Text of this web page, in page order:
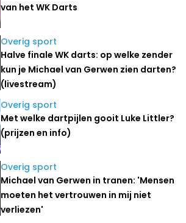
van het WK Darts
Overig sport
Halve finale WK darts: op welke zender
kun je Michael van Gerwen zien darten?
(livestream)
Overig sport
Met welke dartpijlen gooit Luke Littler?
(prijzen en info)
Overig sport
Michael van Gerwen in tranen: 'Mensen
moeten het vertrouwen in mij niet
verliezen'